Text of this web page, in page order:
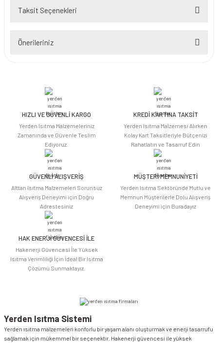
Taksit Seçenekleri
Önerileriniz
iletebilirsiniz.
Görüş ve önerileriniz için teşekkür ederiz.
Ürün açıklamasında eksik bilgiler bulunuyor.
Ürün bilgilerinde hatalar bulunuyor.
Ürün fiyatı diğer sitelerden daha pahalı.
Bu ürüne benzer farklı alternatifler olmalı.
HIZLI VE GÜVENLİ KARGO
Yerden Isıtma Malzemeleriniz
Zamanında ve Güvenle Teslim
Ediyoruz.
KREDİ KARTINA TAKSİT
Yerden Isıtma Malzemesi Alırken
Kolay Kart Taksitleriyle Bütçenizi
Rahatlatın ve Tasarruf Edin
GÜVENLİ ALIŞVERİŞ
Alttan Isıtma Malzemeleri Sorunsuz
Alışveriş Deneyimi için Doğru
Adrestesiniz
MÜŞTERİ MEMNUNİYETİ
Yerden Isıtma Sektöründe Mutlu ve
Memnun Müşterilerle Dolu Alışveriş
Deneyimi için Buradayız
HAK ENERJİ GÜVENCESİ İLE
Hakenerji Güvencesi İle Yüksek
Isıtma Verimliliği İçin İdeal Bir Isıtma
Çözümü Sunmaktayız.
Yerden Isıtma Sistemi
Yerden ısıtma malzemeleri konforlu bir yaşam alanı oluşturmak ve enerji tasarrufu
sağlamak için mükemmel bir seçenektir. Hakenerji güvencesi ile yüksek